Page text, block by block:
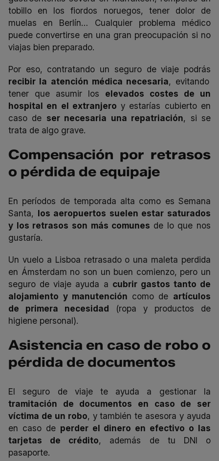
tobillo en los fiordos noruegos, tener dolor de
muelas en Berlín… Cualquier problema médico
puede convertirse en una gran preocupación si no
viajas bien preparado.
Por eso, contratando un seguro de viaje podrás
recibir la atención médica necesaria, evitando
tener que asumir los elevados costes de un
hospital en el extranjero y estarías cubierto en
caso de ser necesaria una repatriación, si se
trata de algo grave.
Compensación por retrasos
o pérdida de equipaje
En períodos de temporada alta como es Semana
Santa, los aeropuertos suelen estar saturados
y los retrasos son más comunes de lo que nos
gustaría.
Un vuelo a Lisboa retrasado o una maleta perdida
en Ámsterdam no son un buen comienzo, pero un
seguro de viaje ayuda a cubrir gastos tanto de
alojamiento y manutención como de artículos
de primera necesidad (ropa y productos de
higiene personal).
Asistencia en caso de robo o
pérdida de documentos
El seguro de viaje te ayuda a gestionar la
tramitación de documentos en caso de ser
víctima de un robo, y también te asesora y ayuda
en caso de perder el dinero en efectivo o las
tarjetas de crédito, además de tu DNI o
pasaporte.